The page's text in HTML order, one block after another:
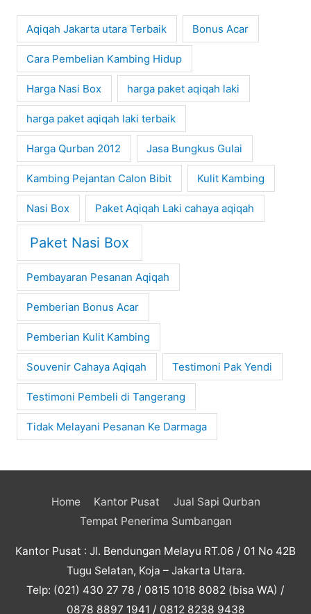
Aqiqah Jakarta utara Terbaik Bonus Acar
Cara Pembelian Kambing Hidup
Harga Nasi Box harga paket aqiqah laki
harga paket aqiqah laki terbaik
Harga Qurban 2012 Jasa Bungkus Gulai
Kambing Pejantan Calon Bibit Kulit Kambing
Nasi Box Paket Aqiqah Laki cahaya aqiqah
Paket Nasi Box
Pembayaran Pesanan Aqiqah
Pemberian Bonus Acar
Pemberian Kulit Kambing
Souvenir Cahaya Aqiqah Testimoni Pak Yendi
Testimoni Pembeli di Tangerang
Tidak Melayani Pesanan Ke Darmaga
Home Kantor Pusat
Jual Sapi Qurban
Tempat Penerima Sumbangan
Kantor Pusat : Jl. Bendungan Melayu RT.06 / 01 No 42B
Tugu Selatan, Koja – Jakarta Utara.
Telp: (021) 430 27 78 / 0815 1018 8082 (bisa WA) /
0878 8897 1941 / 0812 8238 9438